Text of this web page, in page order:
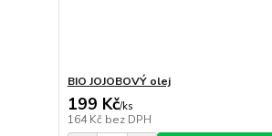
BIO JOJOBOVÝ olej
199 Kč/ks
164 Kč bez DPH